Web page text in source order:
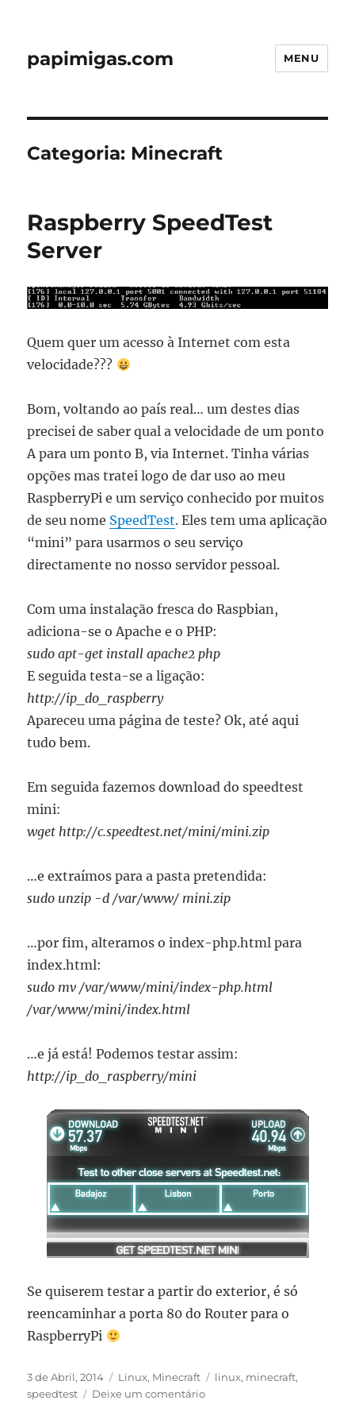
papimigas.com MENU
Categoria: Minecraft
Raspberry SpeedTest
Server
Quem quer um acesso à Internet com esta
velocidade???
Bom, voltando ao país real… um destes dias
precisei de saber qual a velocidade de um ponto
A para um ponto B, via Internet. Tinha várias
opções mas tratei logo de dar uso ao meu
RaspberryPi e um serviço conhecido por muitos
de seu nome SpeedTest. Eles tem uma aplicação
“mini” para usarmos o seu serviço
directamente no nosso servidor pessoal.
Com uma instalação fresca do Raspbian,
adiciona-se o Apache e o PHP:
sudo apt-get install apache2 php
E seguida testa-se a ligação:
http://ip_do_raspberry
Apareceu uma página de teste? Ok, até aqui
tudo bem.
Em seguida fazemos download do speedtest
mini:
wget http://c.speedtest.net/mini/mini.zip
…e extraímos para a pasta pretendida:
sudo unzip -d /var/www/ mini.zip
…por fim, alteramos o index-php.html para
index.html:
sudo mv /var/www/mini/index-php.html
/var/www/mini/index.html
…e já está! Podemos testar assim:
http://ip_do_raspberry/mini
Se quiserem testar a partir do exterior, é só
reencaminhar a porta 80 do Router para o
RaspberryPi
Publicado
em
3 de Abril, 2014 Categorias
Linux, Minecraft Etiquetas
linux, minecraft,
speedtest
Deixe um comentáriosobre